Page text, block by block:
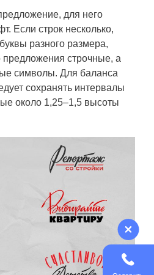
для него
Если строк несколько,
разного размера,
предложения строчные, а
символы. Для баланса
сохранять интервалы
около 1,25–1,5 высоты